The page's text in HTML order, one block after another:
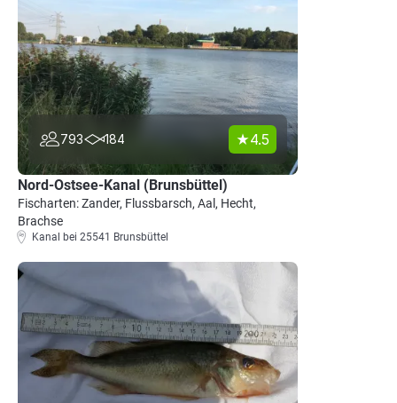
793 184 4.5
Nord-Ostsee-Kanal (Brunsbüttel)
Fischarten: Zander, Flussbarsch, Aal, Hecht,
Brachse
Kanal bei 25541 Brunsbüttel